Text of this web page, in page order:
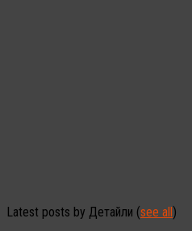
Latest posts by Детайли (see all)